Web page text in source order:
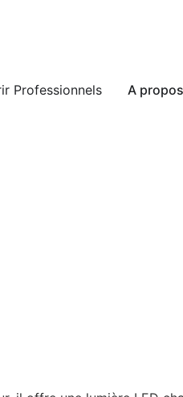
Professionnels A propos